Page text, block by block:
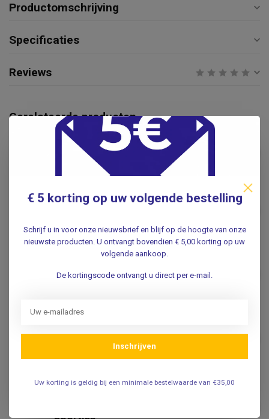
Productomschrijving
Specificaties
Reviews
Gerelateerde producten
Nageltang met dubbele
overbrenging
Kopknip nageltang
op lange steel
€22,95
€24,95
ZEPF
boortjes
€ 5 korting op uw volgende bestelling
Schrijf u in voor onze nieuwsbrief en blijf op de hoogte van onze
nieuwste producten. U ontvangt bovendien € 5,00 korting op uw
volgende aankoop.
De kortingscode ontvangt u direct per e-mail.
Inschrijven
Uw korting is geldig bij een minimale bestelwaarde van €35,00